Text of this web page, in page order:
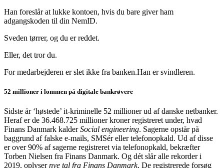
Han foreslår at lukke kontoen, hvis du bare giver ham
adgangskoden til din NemID.
Sveden tørrer, og du er reddet.
Eller, det tror du.
For medarbejderen er slet ikke fra banken.Han er svindleren.
52 millioner i lommen på digitale bankrøvere
Sidste år ‘høstede’ it-kriminelle 52 millioner ud af danske netbanker.
Heraf er de 36.468.725 millioner kroner registreret under, hvad
Finans Danmark kalderSocial engineering. Sagerne opstår på
baggrund af falske e-mails, SMSér eller telefonopkald. Ud af disse
er over 90% af sagerne registreret via telefonopkald, bekræfter
Torben Nielsen fra Finans Danmark. Og dét slår alle rekorder i
2019, oplysernye tal fra Finans Danmark. De registrerede forsøg